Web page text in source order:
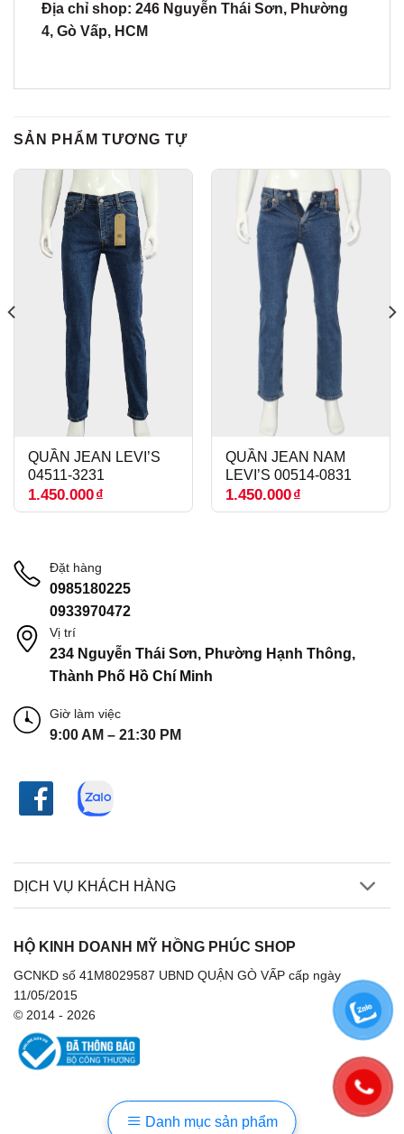
Địa chỉ shop: 246 Nguyễn Thái Sơn, Phường
4, Gò Vấp, HCM
SẢN PHẨM TƯƠNG TỰ
QUẦN JEAN LEVI’S
04511-3231
1.450.000₫
QUẦN JEAN NAM
LEVI’S 00514-0831
1.450.000₫
Đặt hàng
0985180225
0933970472
Vị trí
234 Nguyễn Thái Sơn, Phường Hạnh Thông,
Thành Phố Hồ Chí Minh
Giờ làm việc
9:00 AM – 21:30 PM
DỊCH VỤ KHÁCH HÀNG
HỘ KINH DOANH MỸ HỒNG PHÚC SHOP
GCNKD số 41M8029587 UBND QUẬN GÒ VẤP cấp ngày
11/05/2015
© 2014 - 2026
Danh mục sản phẩm